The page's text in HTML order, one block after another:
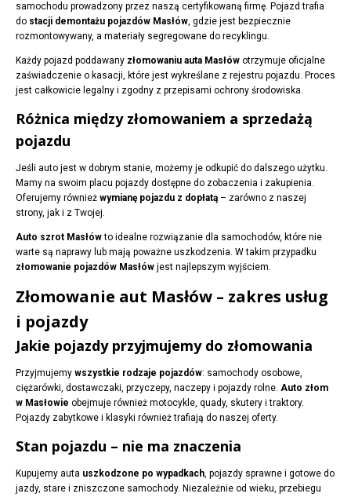
samochodu prowadzony przez naszą certyfikowaną firmę. Pojazd trafia
do stacji demontażu pojazdów Masłów, gdzie jest bezpiecznie
rozmontowywany, a materiały segregowane do recyklingu.
Każdy pojazd poddawany złomowaniu auta Masłów otrzymuje oficjalne
zaświadczenie o kasacji, które jest wykreślane z rejestru pojazdu. Proces
jest całkowicie legalny i zgodny z przepisami ochrony środowiska.
Różnica między złomowaniem a sprzedażą
pojazdu
Jeśli auto jest w dobrym stanie, możemy je odkupić do dalszego użytku.
Mamy na swoim placu pojazdy dostępne do zobaczenia i zakupienia.
Oferujemy również wymianę pojazdu z dopłatą – zarówno z naszej
strony, jak i z Twojej.
Auto szrot Masłówto idealne rozwiązanie dla samochodów, które nie
warte są naprawy lub mają poważne uszkodzenia. W takim przypadku
złomowanie pojazdów Masłów jest najlepszym wyjściem.
Złomowanie aut Masłów – zakres usług
i pojazdy
Jakie pojazdy przyjmujemy do złomowania
Przyjmujemy wszystkie rodzaje pojazdów: samochody osobowe,
ciężarówki, dostawczaki, przyczepy, naczepy i pojazdy rolne. Auto złom
w Masłowie obejmuje również motocykle, quady, skutery i traktory.
Pojazdy zabytkowe i klasyki również trafiają do naszej oferty.
Stan pojazdu – nie ma znaczenia
Kupujemy auta uszkodzone po wypadkach, pojazdy sprawne i gotowe do
jazdy, stare i zniszczone samochody. Niezależnie od wieku, przebiegu